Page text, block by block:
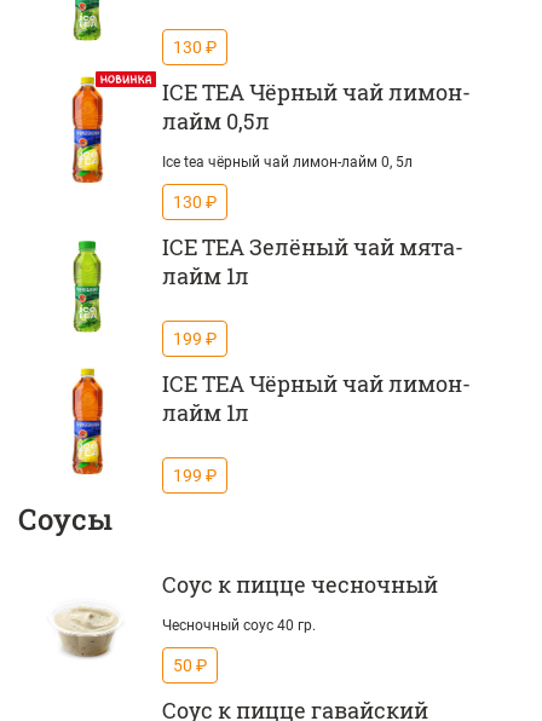
130 ₽
ICE TEA Чёрный чай лимон-
лайм 0,5л
Ice tea чёрный чай лимон-лайм 0, 5л
130 ₽
ICE TEA Зелёный чай мята-
лайм 1л
199 ₽
ICE TEA Чёрный чай лимон-
лайм 1л
199 ₽
Соусы
Соус к пицце чесночный
Чесночный соус 40 гр.
50 ₽
Соус к пицце гавайский